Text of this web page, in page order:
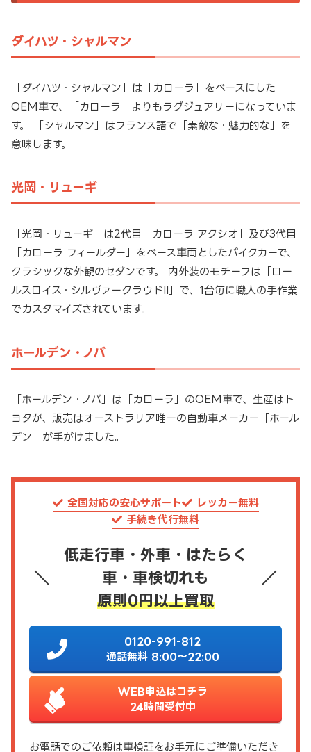
ダイハツ・シャルマン
「ダイハツ・シャルマン」は「カローラ」をベースにした
OEM車で、「カローラ」よりもラグジュアリーになっていま
す。 「シャルマン」はフランス語で「素敵な・魅力的な」を
意味します。
光岡・リューギ
「光岡・リューギ」は2代目「カローラ アクシオ」及び3代目
「カローラ フィールダー」をベース車両としたパイクカーで、
クラシックな外観のセダンです。 内外装のモチーフは「ロー
ルスロイス・シルヴァークラウドII」で、1台毎に職人の手作業
でカスタマイズされています。
ホールデン・ノバ
「ホールデン・ノバ」は「カローラ」のOEM車で、生産はト
ヨタが、販売はオーストラリア唯一の自動車メーカー「ホール
デン」が手がけました。
全国対応の安心サポート
レッカー無料
手続き代行無料
低走行車・外車・はたらく
車・車検切れも
原則0円以上買取
0120-991-812
通話無料 8:00～22:00
WEB申込はコチラ
24時間受付中
お電話でのご依頼は車検証をお手元にご準備いただき